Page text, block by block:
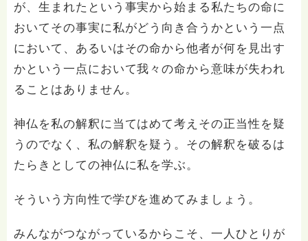
が、生まれたという事実から始まる私たちの命に
おいてその事実に私がどう向き合うかという一点
において、あるいはその命から他者が何を見出す
かという一点において我々の命から意味が失われ
ることはありません。
神仏を私の解釈に当てはめて考えその正当性を疑
うのでなく、私の解釈を疑う。その解釈を破るは
たらきとしての神仏に私を学ぶ。
そういう方向性で学びを進めてみましょう。
みんながつながっているからこそ、一人ひとりが